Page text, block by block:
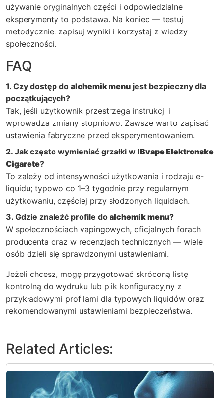
używanie oryginalnych części i odpowiedzialne
eksperymenty to podstawa. Na koniec — testuj
metodycznie, zapisuj wyniki i korzystaj z wiedzy
społeczności.
FAQ
1. Czy dostęp do alchemik menu jest bezpieczny dla
początkujących?
Tak, jeśli użytkownik przestrzega instrukcji i
wprowadza zmiany stopniowo. Zawsze warto zapisać
ustawienia fabryczne przed eksperymentowaniem.
2. Jak często wymieniać grzałki w IBvape Elektronske
Cigarete?
To zależy od intensywności użytkowania i rodzaju e-
liquidu; typowo co 1–3 tygodnie przy regularnym
użytkowaniu, częściej przy słodzonych liquidach.
3. Gdzie znaleźć profile do alchemik menu?
W społecznościach vapingowych, oficjalnych forach
producenta oraz w recenzjach technicznych — wiele
osób dzieli się sprawdzonymi ustawieniami.
Jeżeli chcesz, mogę przygotować skróconą listę
kontrolną do wydruku lub plik konfiguracyjny z
przykładowymi profilami dla typowych liquidów oraz
rekomendowanymi ustawieniami bezpieczeństwa.
Related Articles: